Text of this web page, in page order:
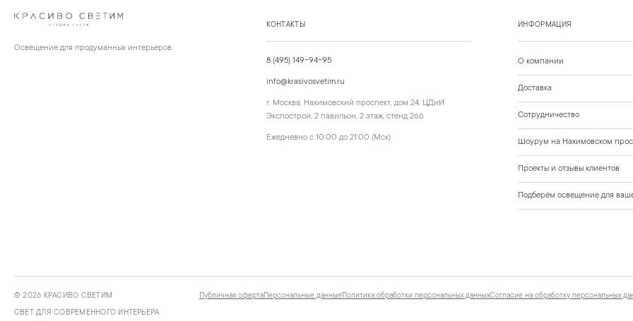
Освещение для продуманных интерьеров.
КОНТАКТЫ
8 (495) 149-94-95
info@krasivosvetim.ru
г. Москва, Нахимовский проспект, дом 24, ЦДиИ
Экспострой, 2 павильон, 2 этаж, стенд 266
Ежедневно с 10:00 до 21:00 (Мск)
ИНФОРМАЦИЯ
О компании
Доставка
Сотрудничество
Шоурум на Нахимовском
Проекты и отзывы клиентов
Подберём освещение для
©2026 КРАСИВО СВЕТИМ
СВЕТ ДЛЯ СОВРЕМЕННОГО ИНТЕРЬЕРА
Публичная офертаПерсональные данныеПолитика обработки персональных данныхСогласие на обработку персональных